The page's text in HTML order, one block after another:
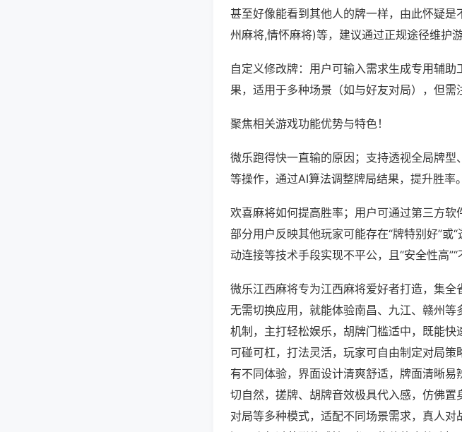
甚至好像能看到其他人的牌一样，由此怀疑
州麻将,情怀麻将)等，建议通过正规途径维护游
自定义修改牌：用户可输入需求生成专用辅
果，适用于多种场景（如与好友对局），但需
聚焦相关游戏功能优势与特色！
微乐跑得快一直输的原因；支持透视全局牌
等操作，通过AI算法调整牌局结果，提升胜率。
欢喜麻将如何提高胜率；用户可通过第三方软
部分用户反映其他玩家可能存在“牌特别好”或
动连接等技术手段实现不平公，且“安全性高”“
微乐江西麻将专为江西麻将爱好者打造，集全
无需切换应用，就能体验南昌、九江、赣州
机制，主打轻松娱乐，胡牌门槛适中，既能
可碰可杠，打法灵活，玩家可自由制定对局
有不同体验，界面设计清爽舒适，牌面清晰
切自然，搓牌、胡牌音效极具代入感，仿佛
对局等多种模式，适配不同场景需求，真人对